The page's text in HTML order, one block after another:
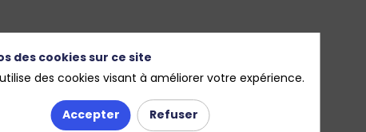
des cookies sur ce site
des cookies visant à améliorer votre expérience.
Accepter Refuser